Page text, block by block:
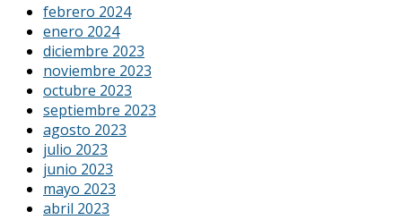
febrero 2024
enero 2024
diciembre 2023
noviembre 2023
octubre 2023
septiembre 2023
agosto 2023
julio 2023
junio 2023
mayo 2023
abril 2023